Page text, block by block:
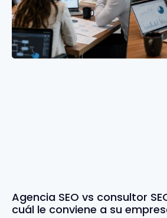
Agencia SEO vs consultor
cuál le conviene a su